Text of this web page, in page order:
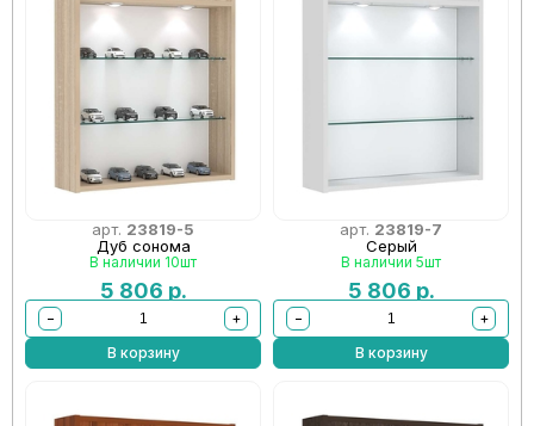
арт. 23819-5
Дуб сонома
В наличии 10шт
5 806 р.
−
+
В корзину
арт. 23819-7
Серый
В наличии 5шт
5 806 р.
−
+
В корзину